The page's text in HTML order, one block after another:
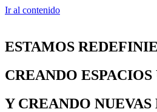
Ir al contenido
ESTAMOS
CREANDO ESPACIOS
Y CREANDO